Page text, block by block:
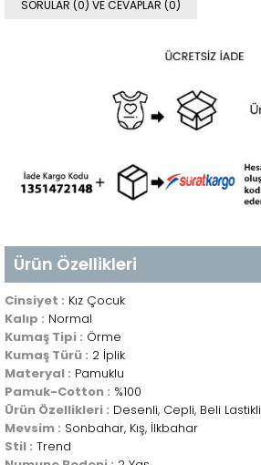
SORULAR (0) VE CEVAPLAR (0)
Ürün Özellikleri
Cinsiyet : Kız Çocuk
Kalıp : Normal
Kumaş Tipi : Örme
Kumaş Türü : 2 İplik
Materyal : Pamuklu
Pamuk-Cotton : %100
Ürün Özellikleri : Desenli, Cepli, Beli Lastikli
Mevsim : Sonbahar, Kış, İlkbahar
Stil : Trend